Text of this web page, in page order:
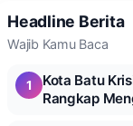
Headline Berita
Wajib Kamu Baca
1
Kota Batu
Rangkap